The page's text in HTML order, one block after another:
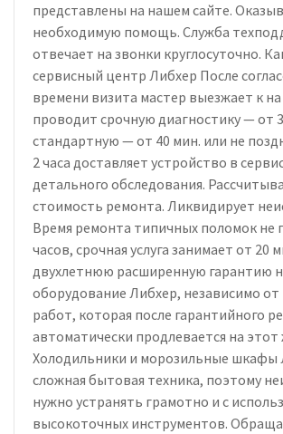
представлены на нашем сайте.
необходимую помощь. Служба
отвечает на звонки круглосуточно.
сервисный центр Либхер После
времени визита мастер выезжает к
проводит срочную диагностику — от
стандартную — от 40 мин. или не
2 часа доставляет устройство в
детального обследования.
стоимость ремонта. Ликвидирует
Время ремонта типичных поломок не
часов, срочная услуга занимает от 20
двухлетнюю расширенную гарантию
оборудование Либхер, независимо
работ, которая после гарантийного
автоматически продлевается на этот
Холодильники и морозильные шкафы
сложная бытовая техника, поэтому
нужно устранять грамотно и с
высокоточных инструментов.